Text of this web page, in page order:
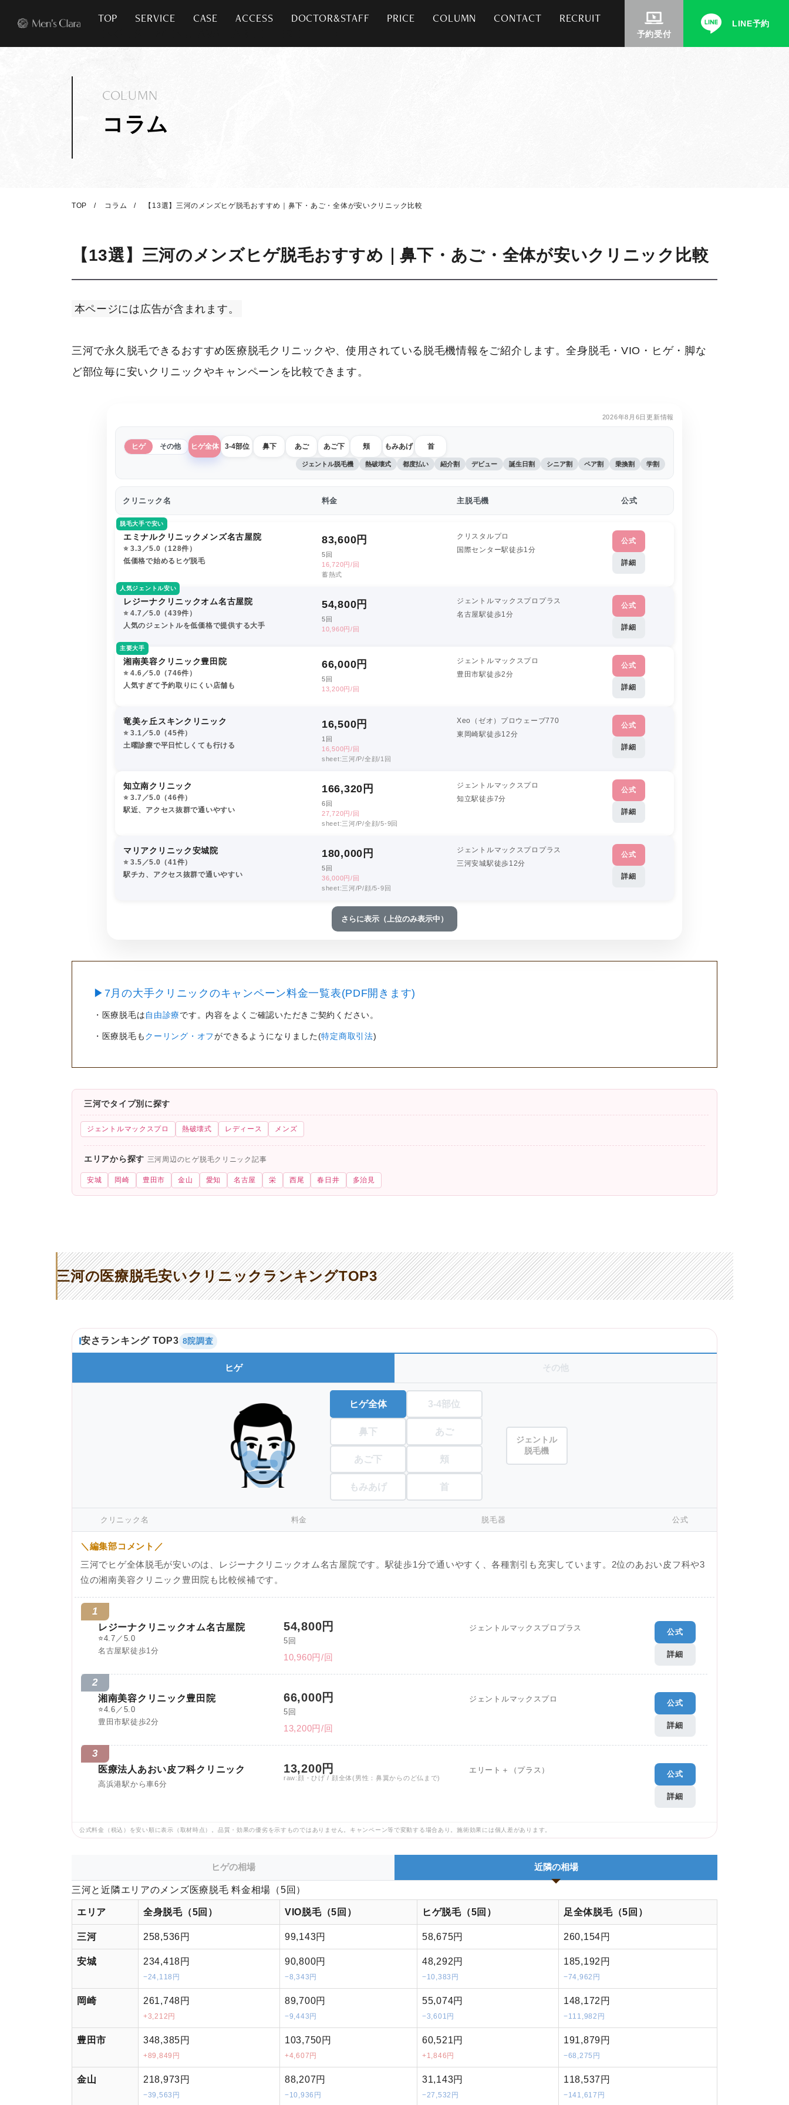
TOP SERVICE CASE ACCESS DOCTOR&STAFF PRICE COLUMN CONTACT RECRUIT
予約受付
LINE予約
コラム
COLUMN
TOP コラム 【13選】三河のメンズヒゲ脱毛おすすめ｜鼻下・あご・全体が安いクリニック比較
【13選】三河のメンズヒゲ脱毛おすすめ｜鼻下・あご・全体が安いクリニック比較
本ページには広告が含まれます。
三河で永久脱毛できるおすすめ医療脱毛クリニックや、使用されている脱毛機情報をご紹介します。全身脱毛・VIO・ヒゲ・脚な
ど部位毎に安いクリニックやキャンペーンを比較できます。
2026年8月6日更新情報
ヒゲ その他 ヒゲ全体 3-4部位 鼻下 あご あご下 頬 もみあげ 首
ジェントル脱毛機 熱破壊式 都度払い 紹介割 デビュー 誕生日割 シニア割 ペア割 乗換割 学割
クリニック名 料金 主脱毛機 公式
脱毛大手で安い
エミナルクリニックメンズ名古屋院
⭐️ 3.3／5.0（128件）
低価格で始めるヒゲ脱毛
83,600 円
5回
16,720円/回
蓄熱式
クリスタルプロ
国際センター駅徒歩1分
公式
詳細
人気ジェントル安い
レジーナクリニックオム名古屋院
⭐️ 4.7／5.0（439件）
人気のジェントルを低価格で提供する大手
54,800 円
5回
10,960円/回
ジェントルマックスプロプラス
名古屋駅徒歩1分
公式
詳細
主要大手
湘南美容クリニック豊田院
⭐️ 4.6／5.0（746件）
人気すぎて予約取りにくい店舗も
66,000 円
5回
13,200円/回
ジェントルマックスプロ
豊田市駅徒歩2分
公式
詳細
竜美ヶ丘スキンクリニック
⭐️ 3.1／5.0（45件）
土曜診療で平日忙しくても行ける
16,500 円
1回
16,500円/回
sheet:三河/P/全顔/1回
Xeo（ゼオ）プロウェーブ770
東岡崎駅徒歩12分
公式
詳細
知立南クリニック
⭐️ 3.7／5.0（46件）
駅近、アクセス抜群で通いやすい
166,320 円
6回
27,720円/回
sheet:三河/P/全顔/5-9回
ジェントルマックスプロ
知立駅徒歩7分
公式
詳細
マリアクリニック安城院
⭐️ 3.5／5.0（41件）
駅チカ、アクセス抜群で通いやすい
180,000 円
5回
36,000円/回
sheet:三河/P/顔/5-9回
ジェントルマックスプロプラス
三河安城駅徒歩12分
公式
詳細
さらに表示（上位のみ表示中）
▶7月の大手クリニックのキャンペーン料金一覧表(PDF開きます)
・医療脱毛は自由診療です。内容をよくご確認いただきご契約ください。
・医療脱毛もクーリング・オフができるようになりました(特定商取引法)
三河でタイプ別に探す
ジェントルマックスプロ 熱破壊式 レディース メンズ
エリアから探す 三河周辺のヒゲ脱毛クリニック記事
安城 岡崎 豊田市 金山 愛知 名古屋 栄 西尾 春日井 多治見
三河の医療脱毛安いクリニックランキングTOP3
安さランキング TOP3 8院調査
ヒゲ その他
ヒゲ全体 3-4部位
鼻下 あご
あご下 頬
もみあげ 首
ジェントル
脱毛機
クリニック名 料金 脱毛器 公式
＼編集部コメント／
三河でヒゲ全体脱毛が安いのは、レジーナクリニックオム名古屋院です。駅徒歩1分で通いやすく、各種割引も充実しています。2位のあおい皮フ科や3
位の湘南美容クリニック豊田院も比較候補です。
1
レジーナクリニックオム名古屋院
⭐4.7／5.0
名古屋駅徒歩1分
54,800円
5回
10,960円/回
ジェントルマックスプロプラス 公式
詳細
2
湘南美容クリニック豊田院
⭐4.6／5.0
豊田市駅徒歩2分
66,000円
5回
13,200円/回
ジェントルマックスプロ 公式
詳細
3
医療法人あおい皮フ科クリニック
高浜港駅から車6分
13,200円
raw:顔・ひげ / 顔全体(男性：鼻翼からのど仏まで)
エリート＋（プラス） 公式
詳細
公式料金（税込）を安い順に表示（取材時点）。品質・効果の優劣を示すものではありません。キャンペーン等で変動する場合あり。施術効果には個人差があります。
ヒゲの相場 近隣の相場
三河と近隣エリアのメンズ医療脱毛 料金相場（5回）
エリア 全身脱毛（5回） VIO脱毛（5回） ヒゲ脱毛（5回） 足全体脱毛（5回）
三河 258,536円 99,143円 58,675円 260,154円
安城 234,418円
−24,118円
90,800円
−8,343円
48,292円
−10,383円
185,192円
−74,962円
岡崎 261,748円
+3,212円
89,700円
−9,443円
55,074円
−3,601円
148,172円
−111,982円
豊田市 348,385円
+89,849円
103,750円
+4,607円
60,521円
+1,846円
191,879円
−68,275円
金山 218,973円
−39,563円
88,207円
−10,936円
31,143円
−27,532円
118,537円
−141,617円